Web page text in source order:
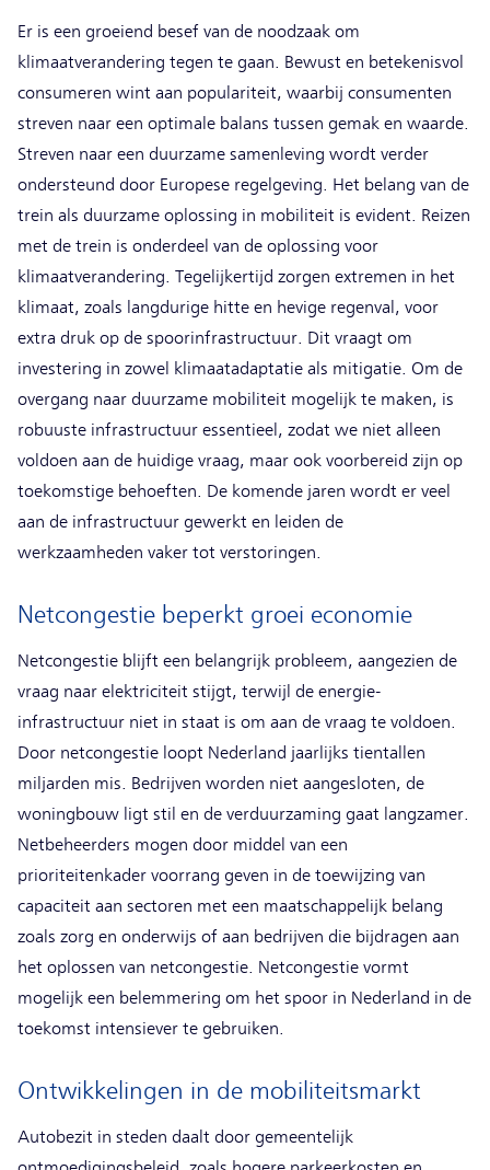
Er is een groeiend besef van de noodzaak om
klimaatverandering tegen te gaan. Bewust en betekenisvol
consumeren wint aan populariteit, waarbij consumenten
streven naar een optimale balans tussen gemak en waarde.
Streven naar een duurzame samenleving wordt verder
ondersteund door Europese regelgeving. Het belang van de
trein als duurzame oplossing in mobiliteit is evident. Reizen
met de trein is onderdeel van de oplossing voor
klimaatverandering. Tegelijkertijd zorgen extremen in het
klimaat, zoals langdurige hitte en hevige regenval, voor
extra druk op de spoorinfrastructuur. Dit vraagt om
investering in zowel klimaatadaptatie als mitigatie. Om de
overgang naar duurzame mobiliteit mogelijk te maken, is
robuuste infrastructuur essentieel, zodat we niet alleen
voldoen aan de huidige vraag, maar ook voorbereid zijn op
toekomstige behoeften. De komende jaren wordt er veel
aan de infrastructuur gewerkt en leiden de
werkzaamheden vaker tot verstoringen.
Netcongestie beperkt groei economie
Netcongestie blijft een belangrijk probleem, aangezien de
vraag naar elektriciteit stijgt, terwijl de energie-
infrastructuur niet in staat is om aan de vraag te voldoen.
Door netcongestie loopt Nederland jaarlijks tientallen
miljarden mis. Bedrijven worden niet aangesloten, de
woningbouw ligt stil en de verduurzaming gaat langzamer.
Netbeheerders mogen door middel van een
prioriteitenkader voorrang geven in de toewijzing van
capaciteit aan sectoren met een maatschappelijk belang
zoals zorg en onderwijs of aan bedrijven die bijdragen aan
het oplossen van netcongestie. Netcongestie vormt
mogelijk een belemmering om het spoor in Nederland in de
toekomst intensiever te gebruiken.
Ontwikkelingen in de mobiliteitsmarkt
Autobezit in steden daalt door gemeentelijk